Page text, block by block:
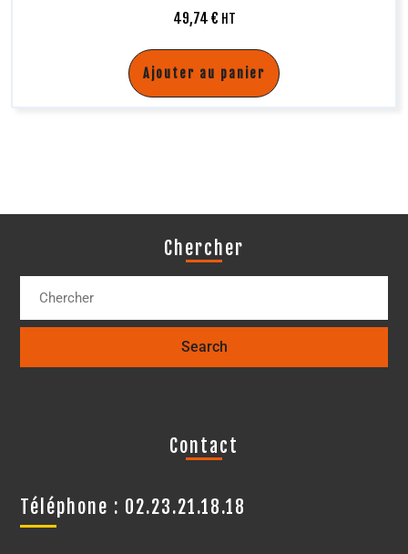
49,74 € HT
Ajouter au panier
Chercher
Contact
Téléphone : 02.23.21.18.18